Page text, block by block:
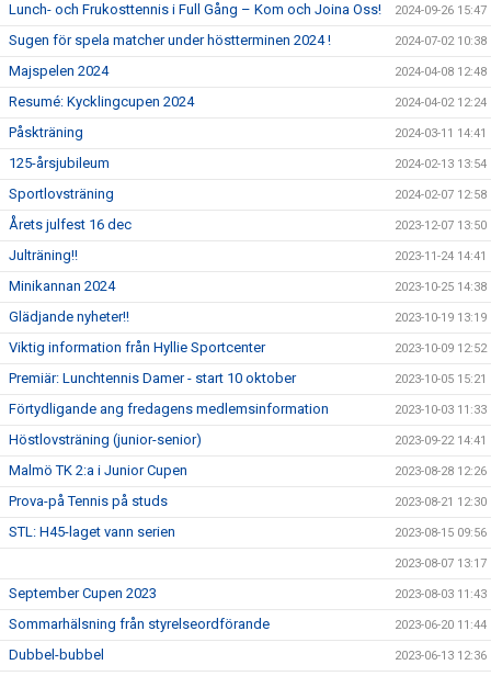
Lunch- och Frukosttennis i Full Gång – Kom och Joina Oss! 2024-09-26 15:47
Sugen för spela matcher under höstterminen 2024 ! 2024-07-02 10:38
Majspelen 2024 2024-04-08 12:48
Resumé: Kycklingcupen 2024 2024-04-02 12:24
Påskträning 2024-03-11 14:41
125-årsjubileum 2024-02-13 13:54
Sportlovsträning 2024-02-07 12:58
Årets julfest 16 dec 2023-12-07 13:50
Julträning!! 2023-11-24 14:41
Minikannan 2024 2023-10-25 14:38
Glädjande nyheter!! 2023-10-19 13:19
Viktig information från Hyllie Sportcenter 2023-10-09 12:52
Premiär: Lunchtennis Damer - start 10 oktober 2023-10-05 15:21
Förtydligande ang fredagens medlemsinformation 2023-10-03 11:33
Höstlovsträning (junior-senior) 2023-09-22 14:41
Malmö TK 2:a i Junior Cupen 2023-08-28 12:26
Prova-på Tennis på studs 2023-08-21 12:30
STL: H45-laget vann serien 2023-08-15 09:56
2023-08-07 13:17
September Cupen 2023 2023-08-03 11:43
Sommarhälsning från styrelseordförande 2023-06-20 11:44
Dubbel-bubbel 2023-06-13 12:36